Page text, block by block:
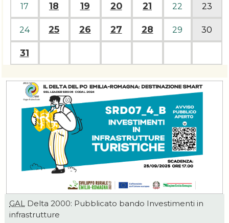
17 18 19 20 21 22 23
24 25 26 27 28 29 30
31
GAL Delta 2000: Pubblicato bando Investimenti in
infrastrutture